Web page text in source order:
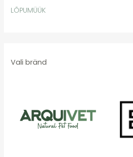
LÕPUMÜÜK
Vali bränd